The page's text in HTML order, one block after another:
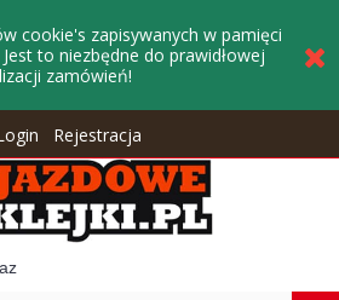
cookie's zapisywanych w pamięci
to niezbędne do prawidłowej
zamówień!
Rejestracja